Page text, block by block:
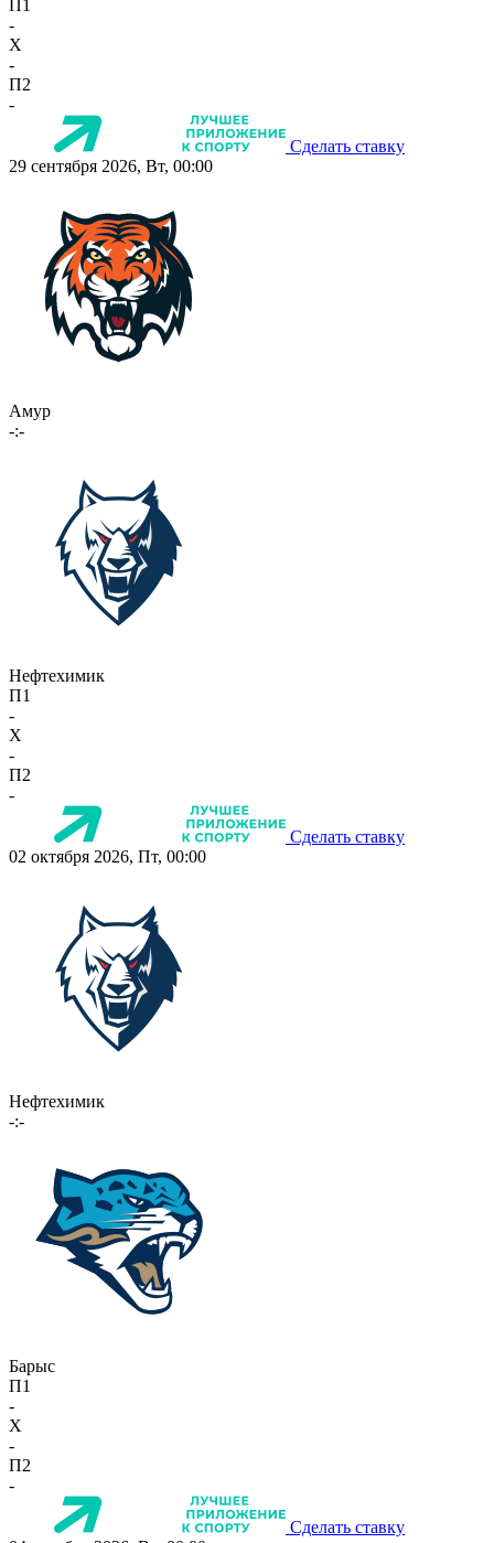
П1
-
X
-
П2
-
Сделать ставку
29 сентября 2026, Вт, 00:00
Амур
-:-
Нефтехимик
П1
-
X
-
П2
-
Сделать ставку
02 октября 2026, Пт, 00:00
Нефтехимик
-:-
Барыс
П1
-
X
-
П2
-
Сделать ставку